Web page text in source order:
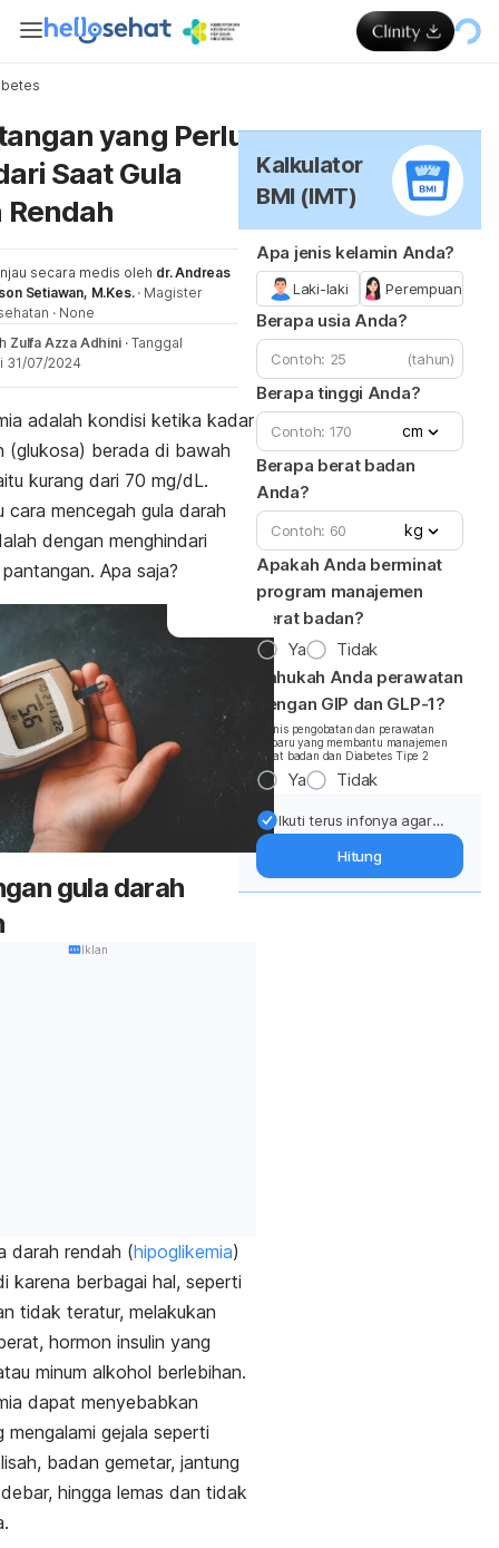
yang Perlu
Saat Gula
Rendah
secara medis oleh dr. Andreas
Setiawan, M.Kes. · Magister
· None
Zulfa Azza Adhini · Tanggal
31/07/2024
adalah kondisi ketika kadar
(glukosa) berada di bawah
kurang dari 70 mg/dL.
cara mencegah gula darah
dengan menghindari
Apa saja?
gula darah
Iklan
darah rendah (hipoglikemia)
karena berbagai hal, seperti
tidak teratur, melakukan
hormon insulin yang
minum alkohol berlebihan.
dapat menyebabkan
mengalami gejala seperti
badan gemetar, jantung
hingga lemas dan tidak
Kalkulator
BMI (IMT)
Apa jenis kelamin Anda?
Laki-laki Perempuan
Berapa usia Anda?
(tahun)
Berapa tinggi Anda?
cm
Berapa berat badan
Anda?
kg
Apakah Anda berminat
program manajemen
berat badan?
Ya
Tidak
Tahukah Anda perawatan
dengan GIP dan GLP-1?
*Jenis pengobatan dan perawatan
terbaru yang membantu manajemen
berat badan dan Diabetes Tipe 2
Ya Tidak
Ikuti terus infonya agar
Dapatkan update dari
Hitung